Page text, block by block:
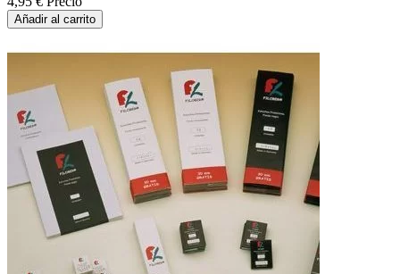
Añadir al carrito